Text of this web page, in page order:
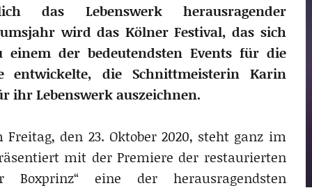
das Lebenswerk herausragender
wird das Kölner Festival, das sich
der bedeutendsten Events für die
entwickelte, die Schnittmeisterin Karin
ihr Lebenswerk auszeichnen.
den 23. Oktober 2020, steht ganz im
mit der Premiere der restaurierten
Boxprinz“ eine der herausragendsten